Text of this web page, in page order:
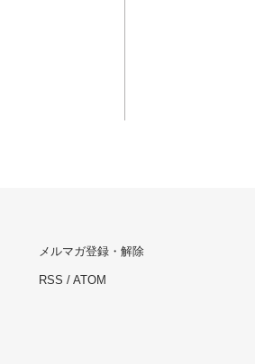
メルマガ登録・解除
RSS / ATOM